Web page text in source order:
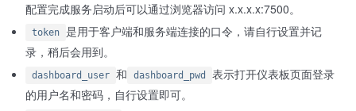
配置完成服务启动后可以通过浏览器访问 x.x.x.x:7500。
token 是用于客户端和服务端连接的口令，请自行设置并记
录，稍后会用到。
dashboard_user 和 dashboard_pwd
表示打开仪表板页面登录
的用户名和密码，自行设置即可。